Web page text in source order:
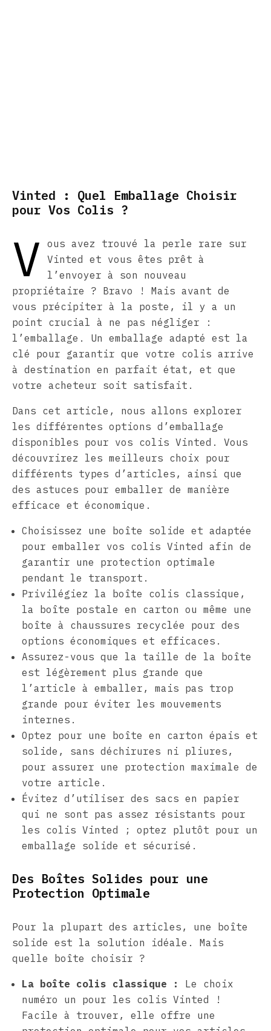
Vinted : Quel Emballage Choisir
pour Vos Colis ?
V
ous avez trouvé la perle rare sur
Vinted et vous êtes prêt à
l’envoyer à son nouveau
propriétaire ? Bravo ! Mais avant de
vous précipiter à la poste, il y a un
point crucial à ne pas négliger :
l’emballage. Un emballage adapté est la
clé pour garantir que votre colis arrive
à destination en parfait état, et que
votre acheteur soit satisfait.
Dans cet article, nous allons explorer
les différentes options d’emballage
disponibles pour vos colis Vinted. Vous
découvrirez les meilleurs choix pour
différents types d’articles, ainsi que
des astuces pour emballer de manière
efficace et économique.
Choisissez une boîte solide et adaptée
pour emballer vos colis Vinted afin de
garantir une protection optimale
pendant le transport.
Privilégiez la boîte colis classique,
la boîte postale en carton ou même une
boîte à chaussures recyclée pour des
options économiques et efficaces.
Assurez-vous que la taille de la boîte
est légèrement plus grande que
l’article à emballer, mais pas trop
grande pour éviter les mouvements
internes.
Optez pour une boîte en carton épais et
solide, sans déchirures ni pliures,
pour assurer une protection maximale de
votre article.
Évitez d’utiliser des sacs en papier
qui ne sont pas assez résistants pour
les colis Vinted ; optez plutôt pour un
emballage solide et sécurisé.
Des Boîtes Solides pour une
Protection Optimale
Pour la plupart des articles, une boîte
solide est la solution idéale. Mais
quelle boîte choisir ?
La boîte colis classique :
Le choix
numéro un pour les colis Vinted !
Facile à trouver, elle offre une